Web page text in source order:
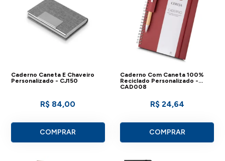
Caderno Caneta E Chaveiro
Personalizado - CJ150
R$ 84,00
COMPRAR
Caderno Com Caneta 100%
Reciclado Personalizado -
CAD008
R$ 24,64
COMPRAR